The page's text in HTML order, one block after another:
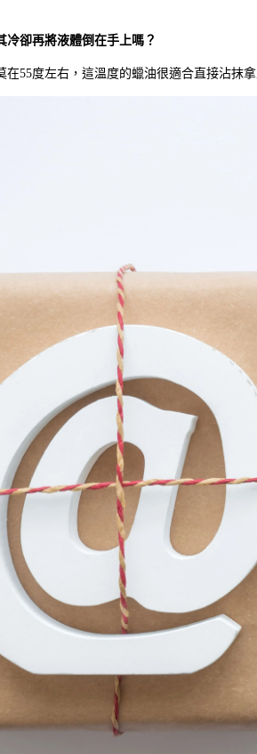
卻再將液體倒在手上嗎？
55度左右，這溫度的蠟油很適合直接沾抹